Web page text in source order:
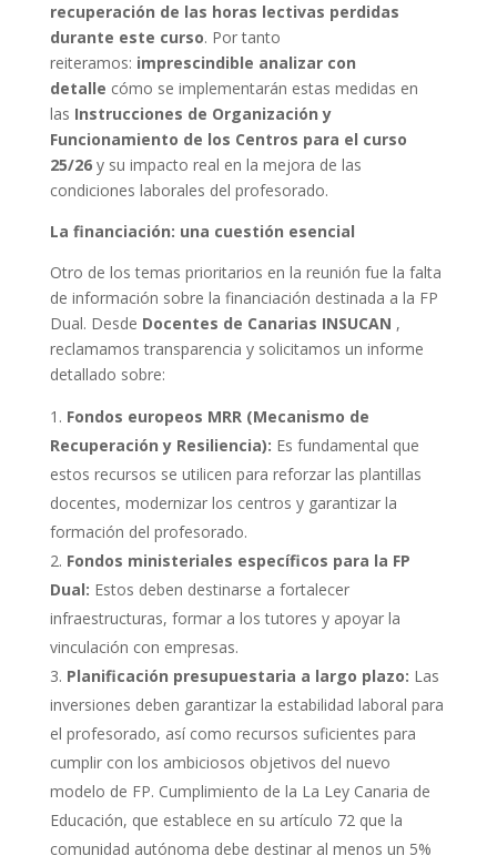
recuperación de las horas lectivas perdidas
durante este curso. Por tanto
reiteramos: imprescindible analizar con
detalle cómo se implementarán estas medidas en
las Instrucciones de Organización y
Funcionamiento de los Centros para el curso
25/26y su impacto real en la mejora de las
condiciones laborales del profesorado.
La financiación: una cuestión esencial
Otro de los temas prioritarios en la reunión fue la falta
de información sobre la financiación destinada a la FP
Dual. Desde Docentes de Canarias INSUCAN ,
reclamamos transparencia y solicitamos un informe
detallado sobre:
Fondos europeos MRR (Mecanismo de
Recuperación y Resiliencia): Es fundamental que
estos recursos se utilicen para reforzar las plantillas
docentes, modernizar los centros y garantizar la
formación del profesorado.
Fondos ministeriales específicos para la FP
Dual: Estos deben destinarse a fortalecer
infraestructuras, formar a los tutores y apoyar la
vinculación con empresas.
Planificación presupuestaria a largo plazo: Las
inversiones deben garantizar la estabilidad laboral para
el profesorado, así como recursos suficientes para
cumplir con los ambiciosos objetivos del nuevo
modelo de FP. Cumplimiento de la La Ley Canaria de
Educación, que establece en su artículo 72 que la
comunidad autónoma debe destinar al menos un 5%